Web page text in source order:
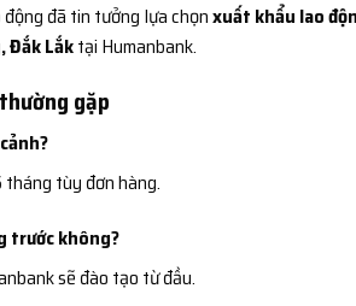
đã tin tưởng lựa chọnxuất khẩu lao
Đắk Lắktại Humanbank.
gặp
tùy đơn hàng.
trước không?
sẽ đào tạo từ đầu.